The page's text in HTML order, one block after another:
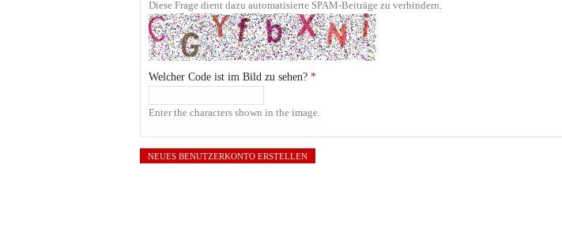
Diese Frage dient dazu automatisierte SPAM-Beiträge zu verhindern.
Welcher Code ist im Bild zu sehen? *
Enter the characters shown in the image.